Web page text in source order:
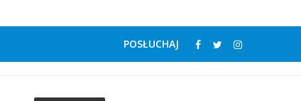
POSŁUCHAJ